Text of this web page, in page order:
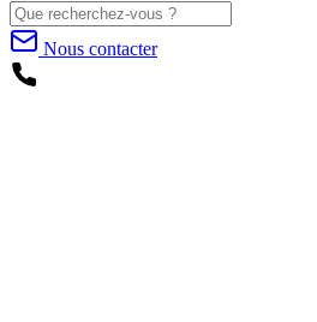
Nous contacter